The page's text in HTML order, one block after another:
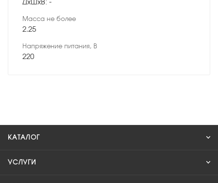
ДхШхВ: -
Масса не более
2.25
Напряжение питания, В
220
КАТАЛОГ
УСЛУГИ